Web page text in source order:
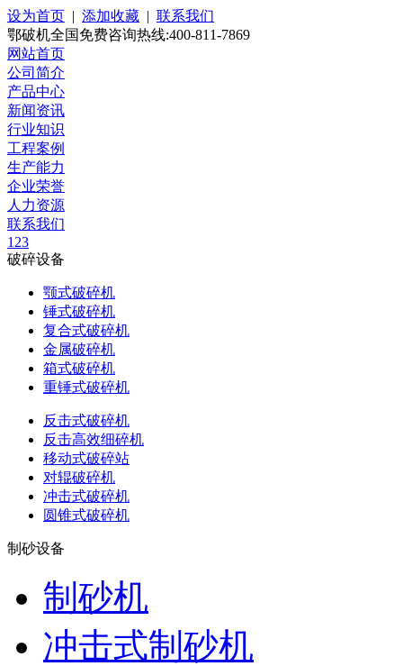
设为首页 | 添加收藏 | 联系我们
鄂破机全国免费咨询热线:400-811-7869
网站首页
公司简介
产品中心
新闻资讯
行业知识
工程案例
生产能力
企业荣誉
人力资源
联系我们
1 23
破碎设备
颚式破碎机
锤式破碎机
复合式破碎机
金属破碎机
箱式破碎机
重锤式破碎机
反击式破碎机
反击高效细碎机
移动式破碎站
对辊破碎机
冲击式破碎机
圆锥式破碎机
制砂设备
制砂机
冲击式制砂机